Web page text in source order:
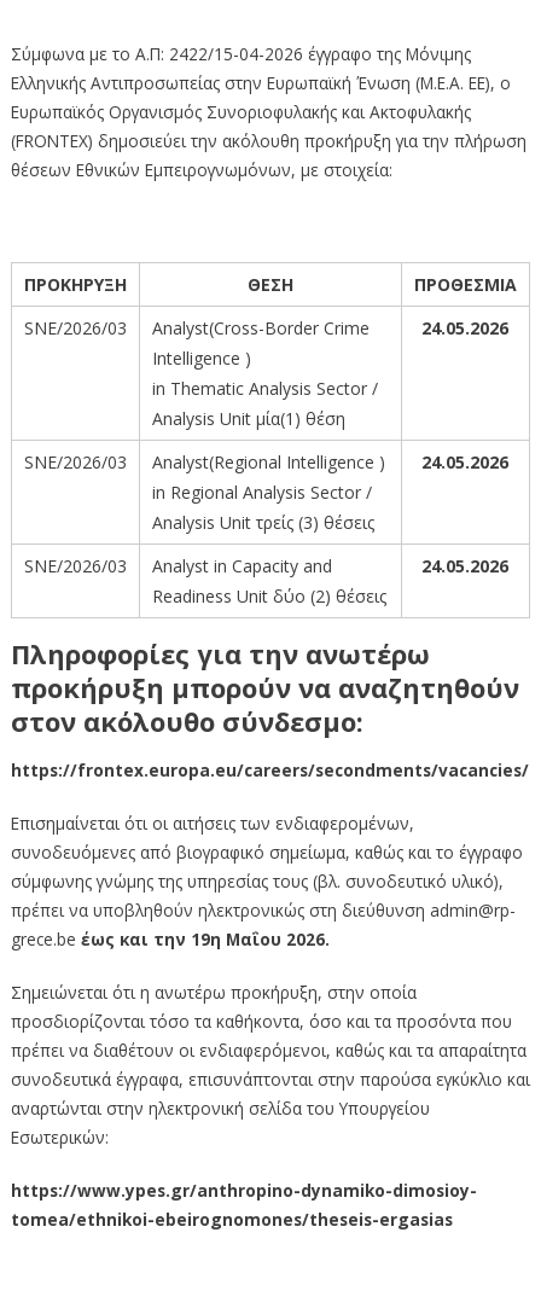
Σύμφωνα με τo Α.Π: 2422/15-04-2026 έγγραφο της Μόνιμης
Ελληνικής Αντιπροσωπείας στην Ευρωπαϊκή Ένωση (Μ.Ε.Α. ΕΕ), ο
Ευρωπαϊκός Οργανισμός Συνοριοφυλακής και Ακτοφυλακής
(FRONTEX) δημοσιεύει την ακόλουθη προκήρυξη για την πλήρωση
θέσεων Εθνικών Εμπειρογνωμόνων, με στοιχεία:
ΠΡΟΚΗΡΥΞΗ ΘΕΣΗ
ΠΡΟΘΕΣΜΙΑ
SNE/2026/03
Analyst(Cross-Border Crime
Intelligence )
in Thematic Analysis Sector /
Analysis Unit μία(1) θέση
24.05.2026
SNE/2026/03
Analyst(Regional Intelligence )
in Regional Analysis Sector /
Analysis Unit τρείς (3) θέσεις
24.05.2026
SNE/2026/03
Analyst in Capacity and
Readiness Unit δύο (2) θέσεις
24.05.2026
Πληροφορίες για την ανωτέρω
προκήρυξη μπορούν να αναζητηθούν
στον ακόλουθο σύνδεσμο:
https://frontex.europa.eu/careers/secondments/vacancies/
Επισημαίνεται ότι οι αιτήσεις των ενδιαφερομένων,
συνοδευόμενες από βιογραφικό σημείωμα, καθώς και το έγγραφο
σύμφωνης γνώμης της υπηρεσίας τους (βλ. συνοδευτικό υλικό),
πρέπει να υποβληθούν ηλεκτρονικώς στη διεύθυνση admin@rp-
grece.be έως και την 19η Μαΐου 2026.
Σημειώνεται ότι η ανωτέρω προκήρυξη, στην οποία
προσδιορίζονται τόσο τα καθήκοντα, όσο και τα προσόντα που
πρέπει να διαθέτουν οι ενδιαφερόμενοι, καθώς και τα απαραίτητα
συνοδευτικά έγγραφα, επισυνάπτονται στην παρούσα εγκύκλιο και
αναρτώνται στην ηλεκτρονική σελίδα του Υπουργείου
Εσωτερικών:
https://www.ypes.gr/anthropino-dynamiko-dimosioy-
tomea/ethnikoi-ebeirognomones/theseis-ergasias